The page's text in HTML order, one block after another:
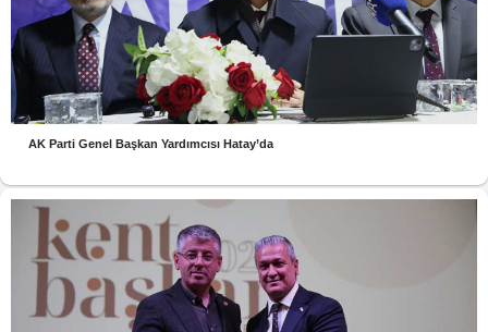
AK Parti Genel Başkan Yardımcısı Hatay’da